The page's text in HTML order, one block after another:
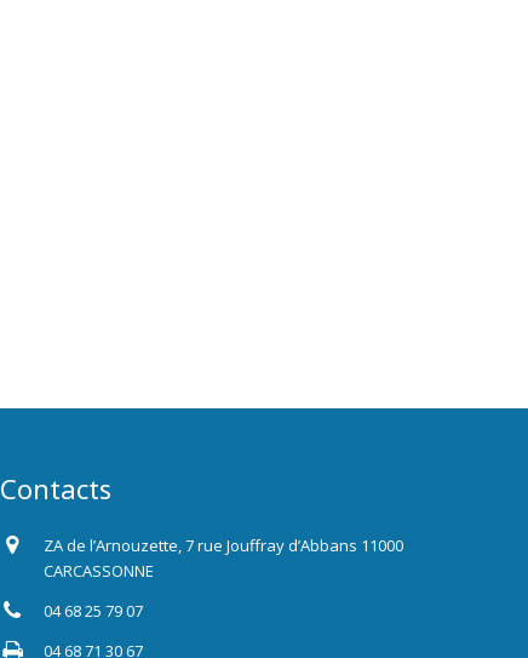
Contacts
ZA de l’Arnouzette, 7 rue Jouffray d’Abbans 11000
CARCASSONNE
04 68 25 79 07
04 68 71 30 67